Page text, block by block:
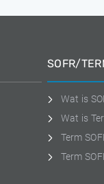
SOFR/
Wat is
Wat is
Term
Term